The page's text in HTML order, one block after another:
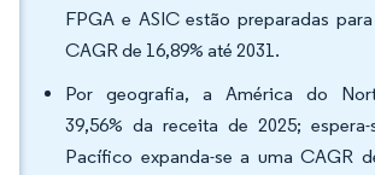
FPGA e ASIC estão preparadas
CAGR de 16,89% até 2031.
Por geografia, a América do
39,56% da receita de 2025;
Pacífico expanda-se a uma CAGR